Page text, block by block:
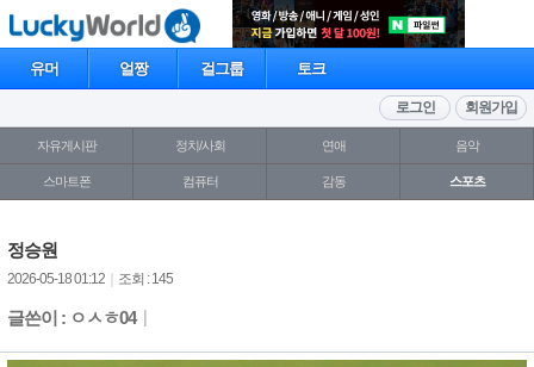
유머 얼짱 걸그룹 토크
회원가입
로그인
자유게시판 정치/사회 연애 음악
스마트폰 컴퓨터 감동 스포츠
정승원
2026-05-18 01:12 조회 : 145
글쓴이 : ㅇㅅㅎ04｜